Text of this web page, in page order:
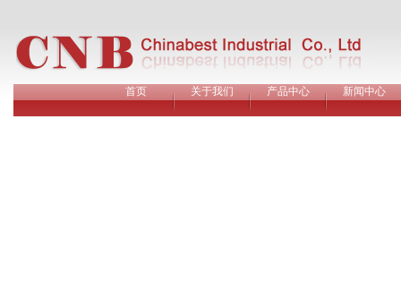
首页 关于我们 产品中心 新闻中心